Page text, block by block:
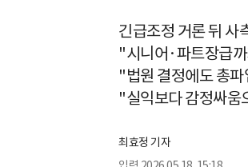
긴급조정 거론 뒤 사
"시니어·파트장급
"법원 결정에도 총
"실익보다 감정싸움
최효정 기자